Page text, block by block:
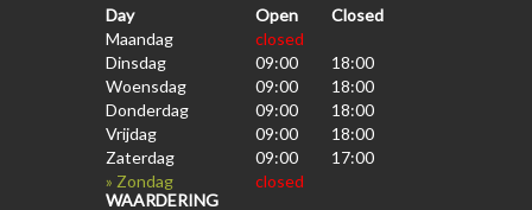
Day Open
Closed
Maandag
closed
Dinsdag
09:00
18:00
Woensdag
09:00
18:00
Donderdag
09:00
18:00
Vrijdag
09:00
18:00
Zaterdag
09:00
17:00
» Zondag
closed
WAARDERING